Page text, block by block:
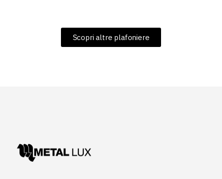
Scopri altre plafoniere